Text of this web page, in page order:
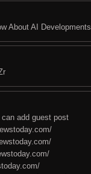
About AI Developments
add guest post